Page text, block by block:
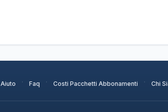
Aiuto · Faq · Costi Pacchetti Abbonamenti · Chi